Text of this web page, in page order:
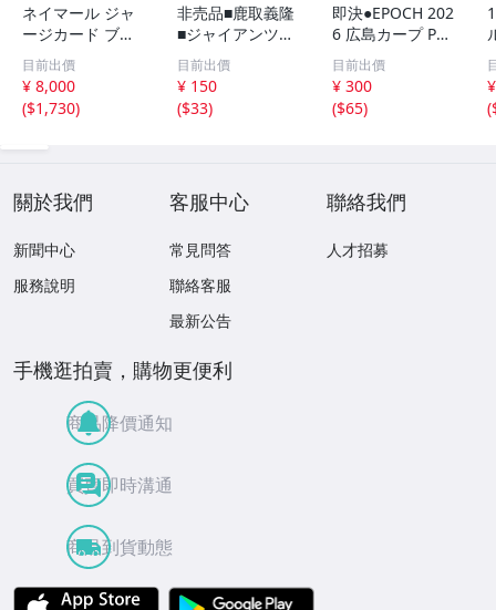
ネイマール ジャ
ージカード ブラ
ジル
目前出價
¥ 8,000
($1,730)
非売品■鹿取義隆
■ジャイアンツOB
カード■2013 読
売巨人軍 球団配
布プレゼント・新
品未開封■読売ジ
目前出價
¥ 150
($33)
即決●EPOCH 202
6 広島カープ PRE
MIER EDITION
小園海斗 /50枚限
定 インサートカ
ード TIME TO SH
目前出價
¥ 300
($65)
(
關於我們
新聞中心
服務說明
客服中心
常見問答
聯絡客服
最新公告
聯絡我們
人才招募
手機逛拍賣，購物更便利
商品降價通知
買賣即時溝通
商品到貨動態
APP Store